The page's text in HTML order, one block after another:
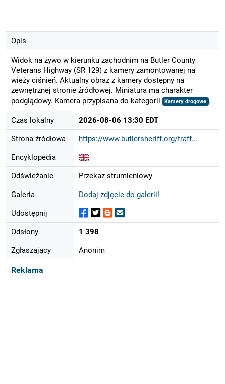
Opis
Widok na żywo w kierunku zachodnim na Butler County
Veterans Highway (SR 129) z kamery zamontowanej na
wieży ciśnień. Aktualny obraz z kamery dostępny na
zewnętrznej stronie źródłowej. Miniatura ma charakter
podglądowy. Kamera przypisana do kategorii
Kamery drogowe .
Czas lokalny 2026-08-06 13:30 EDT
Strona źródłowa https://www.butlersheriff.org/traff...
Encyklopedia
Odświeżanie Przekaz strumieniowy
Galeria Dodaj zdjęcie do galerii!
Udostępnij
Odsłony 1 398
Zgłaszający Anonim
Reklama